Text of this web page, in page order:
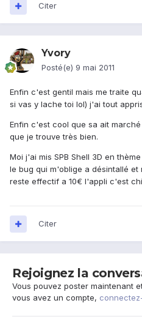
Citer
Yvory
Posté(e) 9 mai 2011
Enfin c'est gentil mais me traite
si vas y lache toi lol) j'ai tout
Enfin c'est cool que sa ait
que je trouve très bien.
Moi j'ai mis SPB Shell 3D en
le bug qui m'oblige a désintallé
reste effectif a 10€ l'appli c'est
Citer
Rejoignez la
Vous pouvez poster maintenant
vous avez un compte,